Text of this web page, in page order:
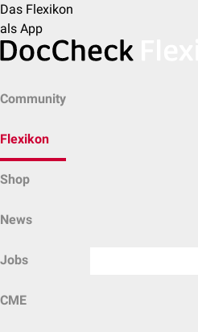
Das Flexikon
als App
Community
Flexikon
Shop
News
Jobs
CME